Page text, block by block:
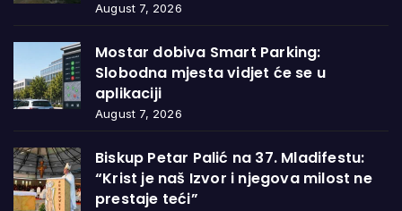
August 7, 2026
Mostar dobiva Smart Parking:
Slobodna mjesta vidjet će se u
aplikaciji
August 7, 2026
Biskup Petar Palić na 37. Mladifestu:
“Krist je naš Izvor i njegova milost ne
prestaje teći”